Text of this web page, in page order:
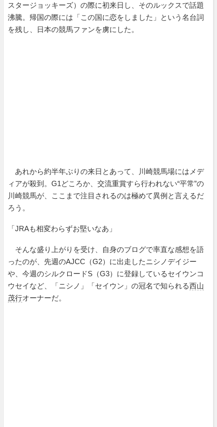
スタージョッキーズ）の際に初来日し、そのルックスで話題
沸騰。帰国の際には「この国に恋をしました」という名台詞
を残し、日本の競馬ファンを虜にした。
あれから約半年ぶりの来日とあって、川崎競馬場にはメデ
ィアが殺到。G1どころか、交流重賞すら行われない“平常”の
川崎競馬が、ここまで注目されるのは極めて異例と言えるだ
ろう。
「JRAも相変わらずお堅いなあ」
そんな盛り上がりを受け、自身のブログで率直な感想を語
ったのが、先週のAJCC（G2）に出走したニシノデイジー
や、今週のシルクロードS（G3）に登録しているセイウンコ
ウセイなど、「ニシノ」「セイウン」の冠名で知られる西山
茂行オーナーだ。